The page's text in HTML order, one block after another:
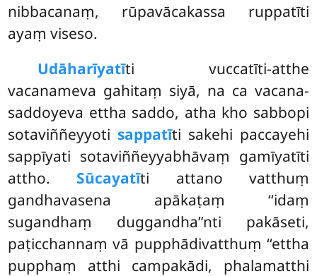
nibbacanaṃ, rūpavācakassa ruppatīti
ayaṃ viseso.
Udāharīyatīti vuccatīti-atthe
vacanameva gahitaṃ siyā, na ca vacana-
saddoyeva ettha saddo, atha kho sabbopi
sotaviññeyyoti sappatīti sakehi paccayehi
sappīyati sotaviññeyyabhāvaṃ gamīyatīti
attho. Sūcayatīti attano vatthuṃ
gandhavasena apākaṭaṃ ‘‘idaṃ
sugandhaṃ duggandha’’nti pakāseti,
paṭicchannaṃ vā pupphādivatthuṃ ‘‘ettha
pupphaṃ atthi campakādi, phalamatthi